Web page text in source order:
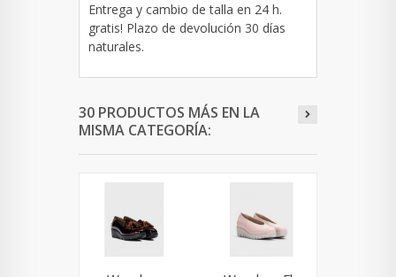
Entrega y cambio de talla en 24 h.
gratis! Plazo de devolución 30 días
naturales.
30 PRODUCTOS MÁS EN LA
MISMA CATEGORÍA: